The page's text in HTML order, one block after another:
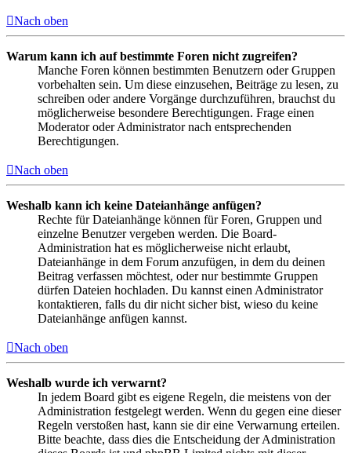
Nach oben
Warum kann ich auf bestimmte Foren nicht zugreifen?
Manche Foren können bestimmten Benutzern oder Gruppen
vorbehalten sein. Um diese einzusehen, Beiträge zu lesen, zu
schreiben oder andere Vorgänge durchzuführen, brauchst du
möglicherweise besondere Berechtigungen. Frage einen
Moderator oder Administrator nach entsprechenden
Berechtigungen.
Nach oben
Weshalb kann ich keine Dateianhänge anfügen?
Rechte für Dateianhänge können für Foren, Gruppen und
einzelne Benutzer vergeben werden. Die Board-
Administration hat es möglicherweise nicht erlaubt,
Dateianhänge in dem Forum anzufügen, in dem du deinen
Beitrag verfassen möchtest, oder nur bestimmte Gruppen
dürfen Dateien hochladen. Du kannst einen Administrator
kontaktieren, falls du dir nicht sicher bist, wieso du keine
Dateianhänge anfügen kannst.
Nach oben
Weshalb wurde ich verwarnt?
In jedem Board gibt es eigene Regeln, die meistens von der
Administration festgelegt werden. Wenn du gegen eine dieser
Regeln verstoßen hast, kann sie dir eine Verwarnung erteilen.
Bitte beachte, dass dies die Entscheidung der Administration